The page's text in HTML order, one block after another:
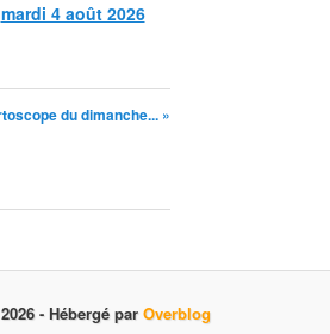
mardi 4 août 2026
du dimanche... »
- Hébergé par Overblog